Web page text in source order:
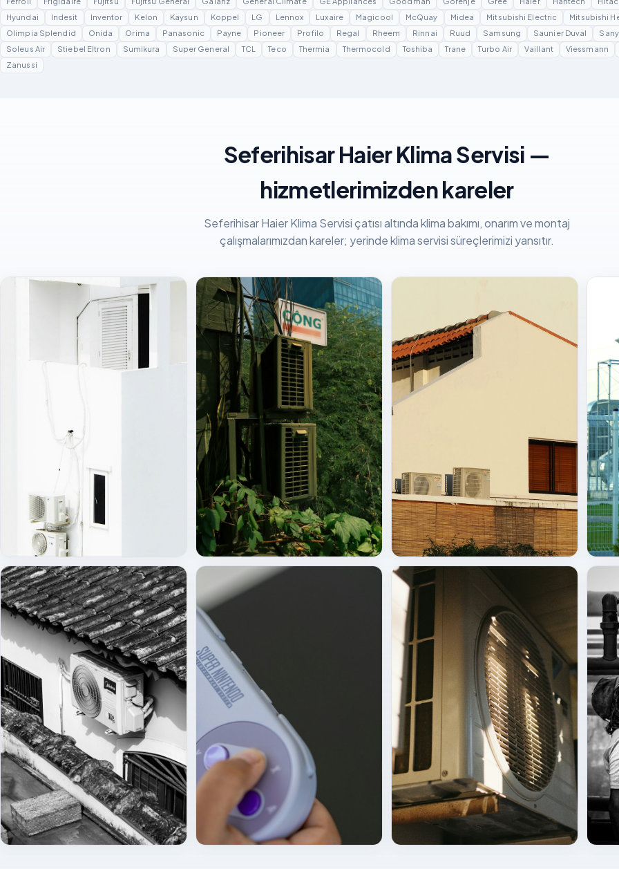
Hyundai
Indesit Inventor Kelon Kaysun Koppel LG Lennox Luxaire Magicool McQuay Midea Mitsubishi Electric Mitsubishi
Olimpia Splendid
Onida Orima Panasonic Payne Pioneer Profilo Regal Rheem Rinnai Ruud Samsung Saunier Duval
Soleus Air
Stiebel Eltron Sumikura Super General TCL Teco Thermia Thermocold Toshiba Trane Turbo Air Vaillant Viessmann
Zanussi
Seferihisar Haier Klima Servisi —
hizmetlerimizden kareler
Seferihisar Haier Klima Servisi çatısı altında klima bakımı, onarım ve montaj
çalışmalarımızdan kareler; yerinde klima servisi süreçlerimizi yansıtır.
İç ünite (split) Dış ünite montajı Çatı / merkezi HVAC